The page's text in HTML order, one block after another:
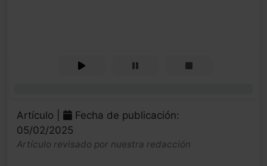
Artículo |
Fecha de publicación:
05/02/2025
Artículo revisado por nuestra redacción